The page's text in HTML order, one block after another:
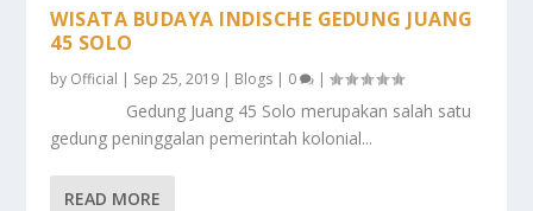
WISATA BUDAYA INDISCHE GEDUNG JUANG
45 SOLO
by Official | Sep 25, 2019 | Blogs | 0 |
Gedung Juang 45 Solo merupakan salah satu
gedung peninggalan pemerintah kolonial...
READ MORE